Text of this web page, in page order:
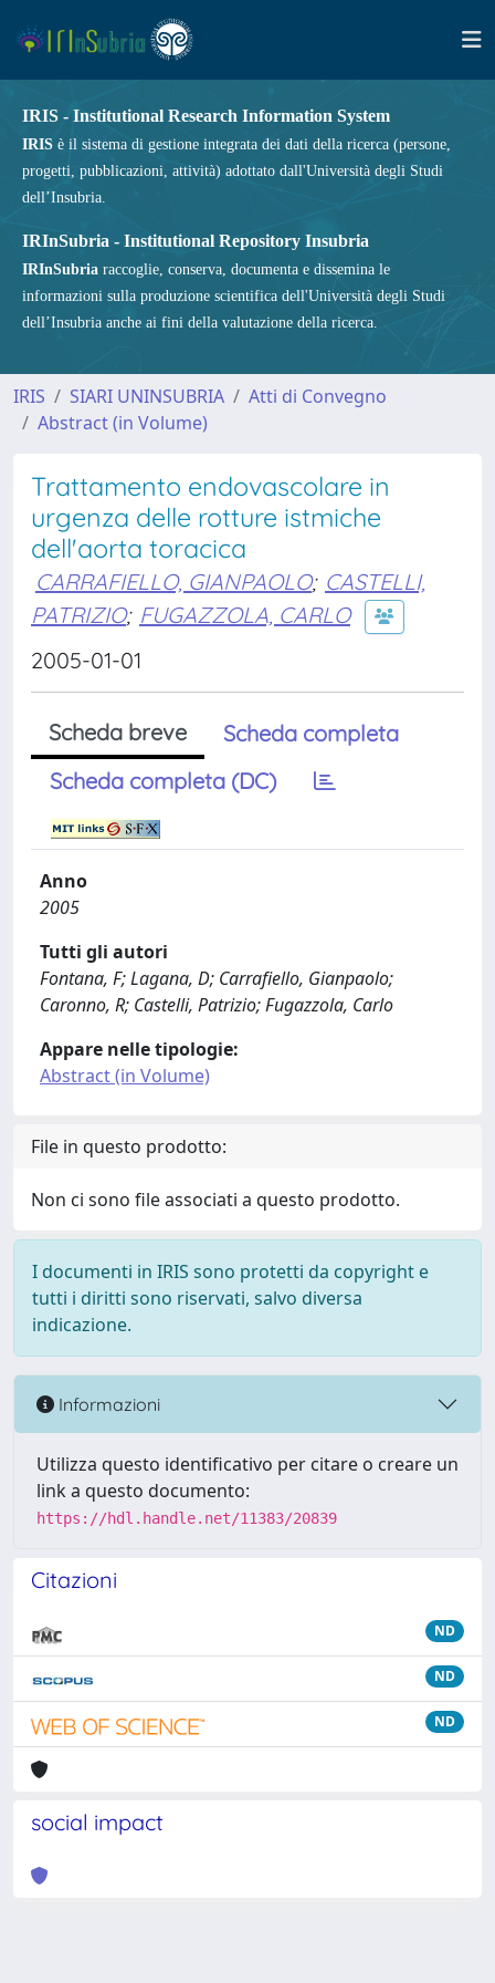
IRIS - Institutional Research Information System
IRIS è il sistema di gestione integrata dei dati della ricerca (persone,
progetti, pubblicazioni, attività) adottato dall'Università degli Studi
dell’Insubria.
IRInSubria - Institutional Repository Insubria
IRInSubria raccoglie, conserva, documenta e dissemina le
informazioni sulla produzione scientifica dell'Università degli Studi
dell’Insubria anche ai fini della valutazione della ricerca.
IRIS SIARI UNINSUBRIA
Atti di Convegno
Abstract (in Volume)
Trattamento endovascolare in
urgenza delle rotture istmiche
dell'aorta toracica
CARRAFIELLO, GIANPAOLO; CASTELLI,
PATRIZIO; FUGAZZOLA, CARLO
2005-01-01
Scheda breve
Scheda completa
Scheda completa (DC)
Anno
2005
Tutti gli autori
Fontana, F; Lagana, D; Carrafiello, Gianpaolo;
Caronno, R; Castelli, Patrizio; Fugazzola, Carlo
Appare nelle tipologie:
Abstract (in Volume)
File in questo prodotto:
Non ci sono file associati a questo prodotto.
I documenti in IRIS sono protetti da copyright e
tutti i diritti sono riservati, salvo diversa
indicazione.
Informazioni
Utilizza questo identificativo per citare o creare un
link a questo documento:
https://hdl.handle.net/11383/20839
Citazioni
ND
ND
ND
social impact